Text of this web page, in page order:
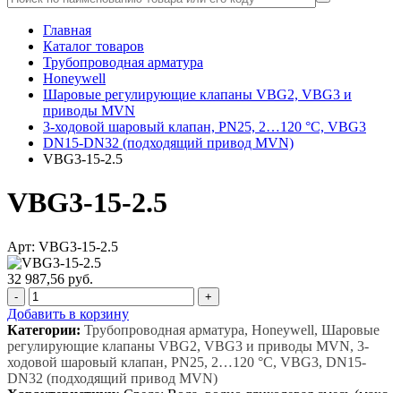
Главная
Каталог товаров
Трубопроводная арматура
Honeywell
Шаровые регулирующие клапаны VBG2, VBG3 и
приводы MVN
3-ходовой шаровый клапан, PN25, 2…120 °C, VBG3
DN15-DN32 (подходящий привод MVN)
VBG3-15-2.5
VBG3-15-2.5
Арт: VBG3-15-2.5
32 987,56 руб.
- +
Добавить в корзину
Категории: Трубопроводная арматура, Honeywell, Шаровые
регулирующие клапаны VBG2, VBG3 и приводы MVN, 3-
ходовой шаровый клапан, PN25, 2…120 °C, VBG3, DN15-
DN32 (подходящий привод MVN)